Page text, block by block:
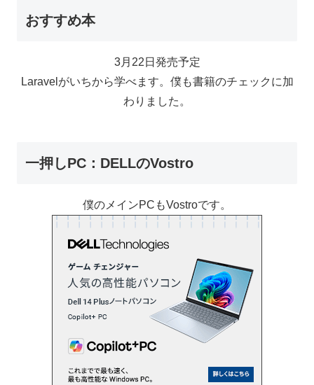
おすすめ本
3月22日発売予定
Laravelがいちから学べます。僕も書籍のチェックに加
わりました。
一押しPC：DELLのVostro
僕のメインPCもVostroです。